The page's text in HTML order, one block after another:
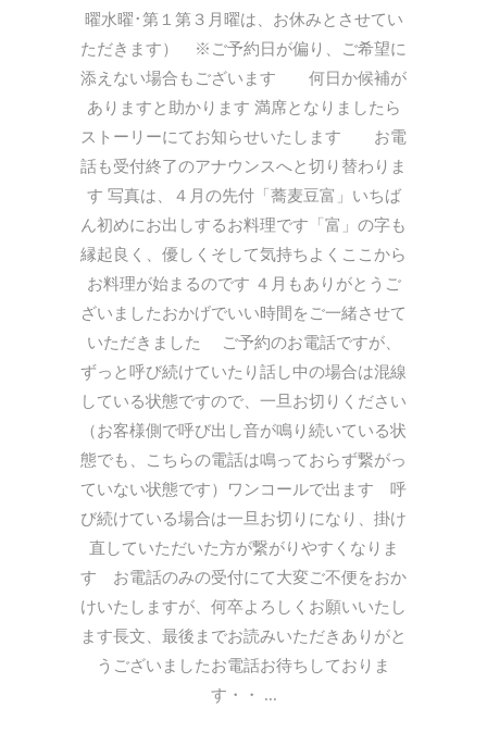
曜水曜･第１第３月曜は、お休みとさせてい
ただきます） ※ご予約日が偏り、ご希望に
添えない場合もございます 何日か候補が
ありますと助かります 満席となりましたら
ストーリーにてお知らせいたします お電
話も受付終了のアナウンスへと切り替わりま
す 写真は、４月の先付「蕎麦豆富」いちば
ん初めにお出しするお料理です「富」の字も
縁起良く、優しくそして気持ちよくここから
お料理が始まるのです ４月もありがとうご
ざいましたおかげでいい時間をご一緒させて
いただきました ご予約のお電話ですが、
ずっと呼び続けていたり話し中の場合は混線
している状態ですので、一旦お切りください
（お客様側で呼び出し音が鳴り続いている状
態でも、こちらの電話は鳴っておらず繋がっ
ていない状態です）ワンコールで出ます 呼
び続けている場合は一旦お切りになり、掛け
直していただいた方が繋がりやすくなりま
す お電話のみの受付にて大変ご不便をおか
けいたしますが、何卒よろしくお願いいたし
ます長文、最後までお読みいただきありがと
うございましたお電話お待ちしておりま
す・・